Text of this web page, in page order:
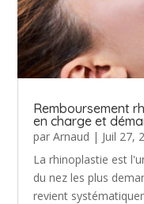
Remboursement
en charge et
parArnaud | Juil 27,
La rhinoplastie est
du nez les plus
revient